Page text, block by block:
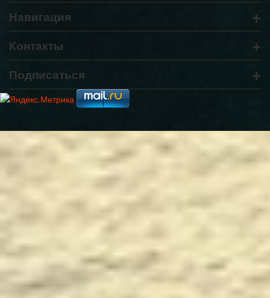
Навигация +
Контакты +
Подписаться +